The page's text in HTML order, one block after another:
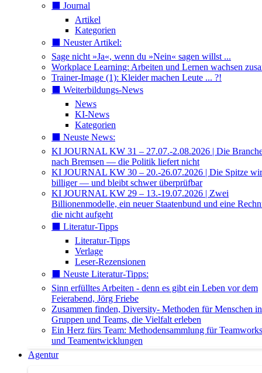
⬛️ Journal
Artikel
Kategorien
⬛️ Neuster Artikel:
Sage nicht »Ja«, wenn du »Nein« sagen willst ...
Workplace Learning: Arbeiten und Lernen wachsen
Trainer-Image (1): Kleider machen Leute ... ?!
⬛️ Weiterbildungs-News
News
KI-News
Kategorien
⬛️ Neuste News:
KI JOURNAL KW 31 – 27.07.-2.08.2026 | Die
nach Bremsen — die Politik liefert nicht
KI JOURNAL KW 30 – 20.-26.07.2026 | Die Spitze
billiger — und bleibt schwer überprüfbar
KI JOURNAL KW 29 – 13.-19.07.2026 | Zwei
Billionenmodelle, ein neuer Staatenbund und eine
die nicht aufgeht
⬛️ Literatur-Tipps
Literatur-Tipps
Verlage
Leser-Rezensionen
⬛️ Neuste Literatur-Tipps:
Sinn erfülltes Arbeiten - denn es gibt ein Leben vor dem
Feierabend, Jörg Friebe
Zusammen finden, Diversity- Methoden für Menschen in
Gruppen und Teams, die Vielfalt erleben
Ein Herz fürs Team: Methodensammlung für
und Teamentwicklungen
Agentur